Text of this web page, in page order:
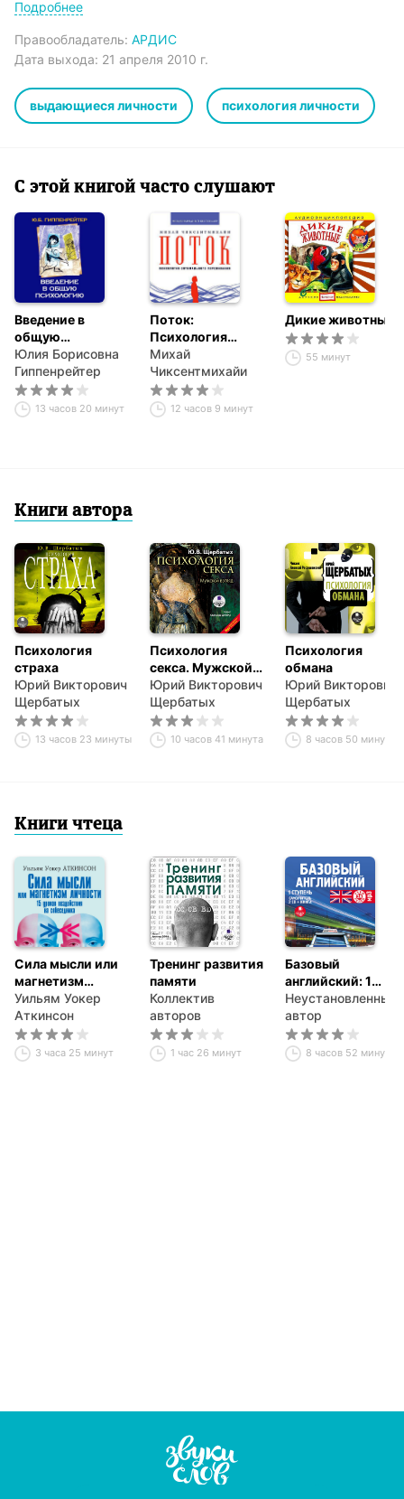
включает в себя определение понятия и психологический
жизни знаменитых исторических личностей и выдающихся
современников.
людей» – любопытные и познавательные истории, из
которых складываются психологические портреты.
«З»астенчивости Горького, «Н»ерешительности Бальзака,
«К»апризности Шаляпина, «И»нфантилизме Тургенева,
«К»окетстве Л. Н. Толстого…
Энциклопедия выпускается в 2 частях:
Часть 1 – от «А» до «Н»
Часть 2 – от «О» до «Я»
Подробнее
Правообладатель: АРДИС
Дата выхода: 21 апреля 2010 г.
выдающиеся личности психология личности
С этой книгой часто слушают
Введение в
общую
психологию
Юлия Борисовна
Гиппенрейтер
13 часов 20 минут
Поток:
Психология
оптимального
переживания
Михай
Чиксентмихайи
12 часов 9 минут
Дикие животные
55 минут
Книги автора
Психология
страха
Юрий Викторович
Щербатых
13 часов 23 минуты
Психология
секса. Мужской
взгляд
Юрий Викторович
Щербатых
10 часов 41 минута
Психология
обмана
Юрий Викторович
Щербатых
8 часов 50 минут
Книги чтеца
Сила мысли или
магнетизм
личности
Уильям Уокер
Аткинсон
3 часа 25 минут
Тренинг развития
памяти
Коллектив
авторов
1 час 26 минут
Базовый
английский: 1
ступень.
Самоучитель
Неустановленный
автор
8 часов 52 минуты